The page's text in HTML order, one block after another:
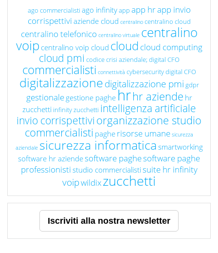
ago commercialisti ago infinityapp app hrapp invio
corrispettivi aziende cloud centralino centralino cloud
centralino telefonico centralino virtuale centralino
voip centralino voip cloud cloud cloud computing
cloud pmi codice crisi aziendale; digital CFO
commercialisti connettività cybersecuritydigital CFO
digitalizzazionedigitalizzazione pmi gdpr
gestionale gestione paghe hrhr aziende hr
zucchetti infinity zucchetti intelligenza artificiale
invio corrispettivi organizzazione studio
commercialisti paghe risorse umane sicurezza
aziendale sicurezza informatica smartworking
software hr aziendesoftware paghesoftware paghe
professionisti studio commercialisti suite hr infinity
voipwildixzucchetti
Iscriviti alla nostra newsletter